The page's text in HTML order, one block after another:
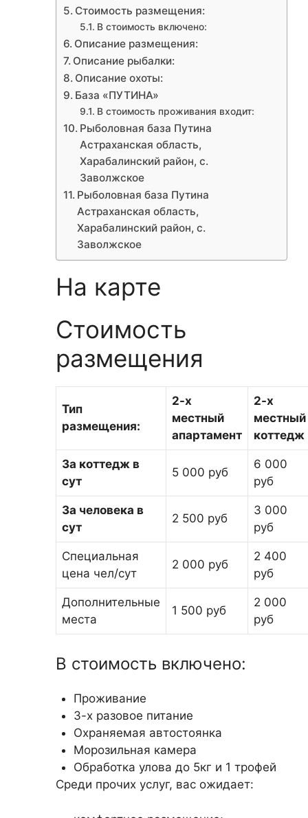
Стоимость размещения:
В стоимость включено:
Описание размещения:
Описание рыбалки:
Описание охоты:
База «ПУТИНА»
В стоимость проживания входит:
Рыболовная база Путина
Астраханская область,
Харабалинский район, с.
Заволжское
Рыболовная база Путина
Астраханская область,
Харабалинский район, с.
Заволжское
На карте
Стоимость
размещения
Тип
размещения:
2-х
местный
апартамент
2-х
местный
коттедж
За коттедж в
сут
5 000 руб
6 000
руб
За человека в
сут
2 500 руб
3 000
руб
Специальная
цена чел/сут
2 000 руб
2 400
руб
Дополнительные
места
1 500 руб
2 000
руб
В стоимость включено:
Проживание
3-х разовое питание
Охраняемая автостоянка
Морозильная камера
Обработка улова до 5кг и 1 трофей
Среди прочих услуг, вас ожидает: